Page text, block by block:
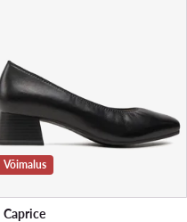
Võimalus
Caprice